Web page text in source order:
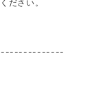
ださい。